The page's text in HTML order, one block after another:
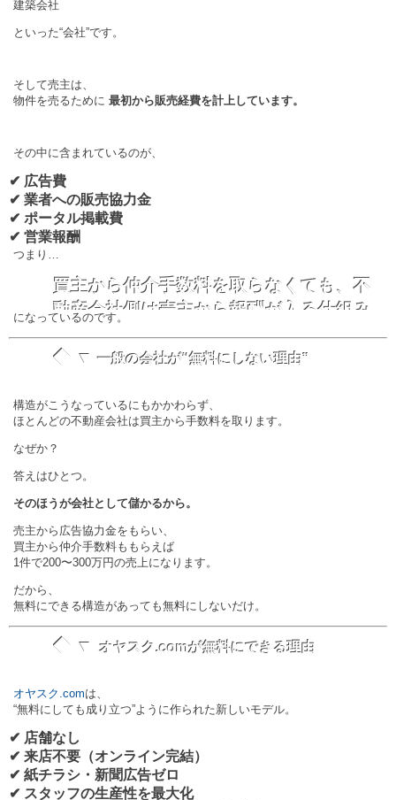
建築会社
といった“会社”です。
そして売主は、
物件を売るために 最初から販売経費を計上しています。
その中に含まれているのが、
✔ 広告費
✔ 業者への販売協力金
✔ ポータル掲載費
✔ 営業報酬
つまり…
買主から仲介手数料を取らなくても、不
動産会社側は売主から報酬が入る仕組み
になっているのです。
◆ ▼ 一般の会社が“無料にしない理由”
構造がこうなっているにもかかわらず、
ほとんどの不動産会社は買主から手数料を取ります。
なぜか？
答えはひとつ。
そのほうが会社として儲かるから。
売主から広告協力金をもらい、
買主から仲介手数料ももらえば
1件で200〜300万円の売上になります。
だから、
無料にできる構造があっても無料にしないだけ。
◆ ▼ オヤスク.comが無料にできる理由
オヤスク.comは、
“無料にしても成り立つ”ように作られた新しいモデル。
✔ 店舗なし
✔ 来店不要（オンライン完結）
✔ 紙チラシ・新聞広告ゼロ
✔ スタッフの生産性を最大化